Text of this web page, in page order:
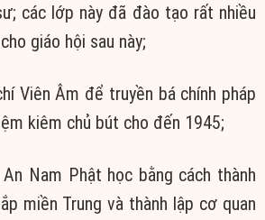
các lớp này đã đào tạo rất nhiều
giáo hội sau này;
Viên Âm để truyền bá chính pháp
kiêm chủ bút cho đến 1945;
Nam Phật học bằng cách thành
miền Trung và thành lập cơ quan